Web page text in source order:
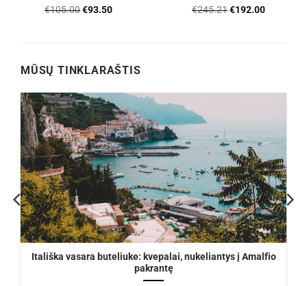
Įvertinimas:
€105.00Original
€93.50Current
Įvertinimas:
€245.21Original
€192.00Current
MŪSŲ TINKLARAŠTIS
Itališka vasara buteliuke: kvepalai, nukeliantys į Amalfio
pakrantę